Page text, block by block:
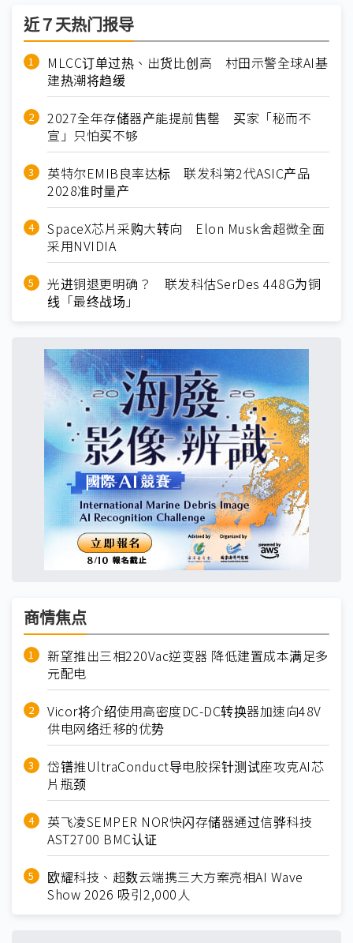
近７天热门报导
MLCC订单过热、出货比创高 村田示警全球AI基
建热潮将趋缓
2027全年存储器产能提前售罄 买家「秘而不
宣」只怕买不够
英特尔EMIB良率达标 联发科第2代ASIC产品
2028准时量产
SpaceX芯片采购大转向 Elon Musk舍超微全面
采用NVIDIA
光进铜退更明确？ 联发科估SerDes 448G为铜
线「最终战场」
商情焦点
新望推出三相220Vac逆变器 降低建置成本满足多
元配电
Vicor将介绍使用高密度DC-DC转换器加速向48V
供电网络迁移的优势
岱镨推UltraConduct导电胶探针测试座攻克AI芯
片瓶颈
英飞凌SEMPER NOR快闪存储器通过信骅科技
AST2700 BMC认证
欧耀科技、超数云端携三大方案亮相AI Wave
Show 2026 吸引2,000人